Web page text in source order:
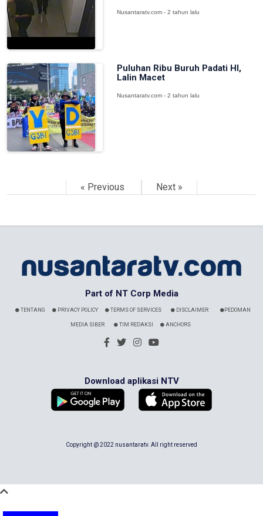
Nusantaratv.com - 2 tahun lalu
Puluhan Ribu Buruh Padati HI,
Lalin Macet
Nusantaratv.com - 2 tahun lalu
« Previous Next »
Part of NT Corp Media
TENTANG PRIVACY POLICY TERMS OF SERVICES DISCLAIMER PEDOMAN
MEDIA SIBER TIM REDAKSI ANCHORS
Download aplikasi NTV
Copyright @ 2022 nusantaratv. All right reserved